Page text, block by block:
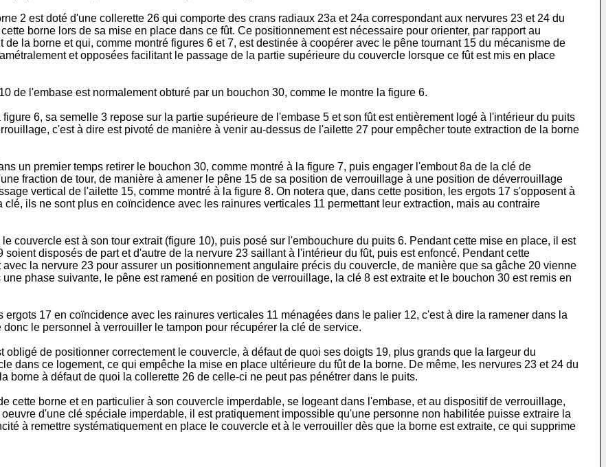
2 est doté d'une collerette 26 qui comporte des crans radiaux 23a et 24a correspondant aux nervures 23 et 24 du
borne lors de sa mise en place dans ce fût. Ce positionnement est nécessaire pour orienter, par rapport au
la borne et qui, comme montré figures 6 et 7, est destinée à coopérer avec le pêne tournant 15 du mécanisme de
et opposées facilitant le passage de la partie supérieure du couvercle lorsque ce fût est mis en place
de l'embase est normalement obturé par un bouchon 30, comme le montre la figure 6.
6, sa semelle 3 repose sur la partie supérieure de l'embase 5 et son fût est entièrement logé à l'intérieur du puits
c'est à dire est pivoté de manière à venir au-dessus de l'ailette 27 pour empêcher toute extraction de la borne
un premier temps retirer le bouchon 30, comme montré à la figure 7, puis engager l'embout 8a de la clé de
fraction de tour, de manière à amener le pêne 15 de sa position de verrouillage à une position de déverrouillage
vertical de l'ailette 15, comme montré à la figure 8. On notera que, dans cette position, les ergots 17 s'opposent à
ils ne sont plus en coïncidence avec les rainures verticales 11 permettant leur extraction, mais au contraire
couvercle est à son tour extrait (figure 10), puis posé sur l'embouchure du puits 6. Pendant cette mise en place, il est
disposés de part et d'autre de la nervure 23 saillant à l'intérieur du fût, puis est enfoncé. Pendant cette
la nervure 23 pour assurer un positionnement angulaire précis du couvercle, de manière que sa gâche 20 vienne
phase suivante, le pêne est ramené en position de verrouillage, la clé 8 est extraite et le bouchon 30 est remis en
17 en coïncidence avec les rainures verticales 11 ménagées dans le palier 12, c'est à dire la ramener dans la
le personnel à verrouiller le tampon pour récupérer la clé de service.
obligé de positionner correctement le couvercle, à défaut de quoi ses doigts 19, plus grands que la largeur du
dans ce logement, ce qui empêche la mise en place ultérieure du fût de la borne. De même, les nervures 23 et 24 du
borne à défaut de quoi la collerette 26 de celle-ci ne peut pas pénétrer dans le puits.
cette borne et en particulier à son couvercle imperdable, se logeant dans l'embase, et au dispositif de verrouillage,
d'une clé spéciale imperdable, il est pratiquement impossible qu'une personne non habilitée puisse extraire la
à remettre systématiquement en place le couvercle et à le verrouiller dès que la borne est extraite, ce qui supprime